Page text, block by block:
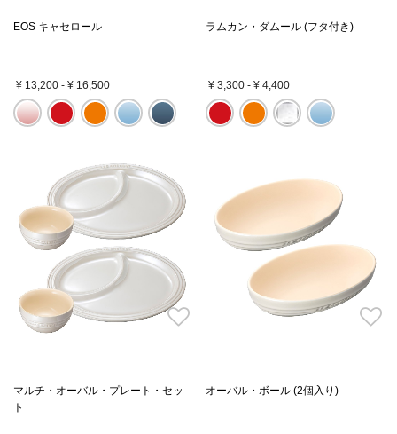
EOS キャセロール
¥ 13,200 - ¥ 16,500
ラムカン・ダムール (フタ付き)
¥ 3,300-¥ 4,400
マルチ・オーバル・プレート・セッ
ト
オーバル・ボール (2個入り)